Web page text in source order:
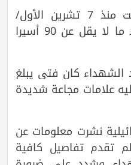
وأكد أن المفوضية تحققت منذ 7 تشرين الأول/
أكتوبر 2023 من استشهاد ما لا يقل عن 90 أسيرا
الشهداء كان فتى يبلغ
عليه علامات مجاعة شديدة
نشرت معلومات عن
تقدم تفاصيل كافية